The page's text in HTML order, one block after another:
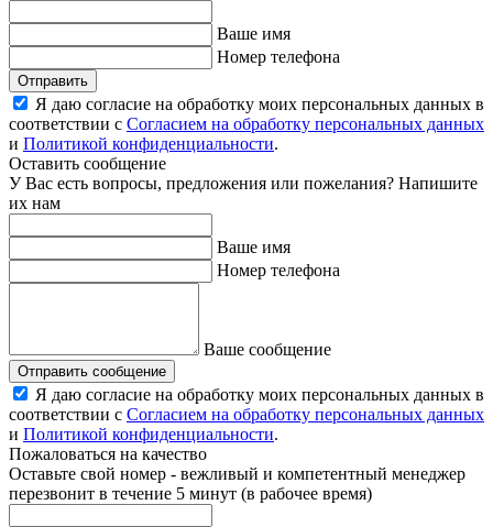
Ваше имя
Номер телефона
Отправить
Я даю согласие на обработку моих персональных данных в
соответствии с Согласием на обработку персональных данных
и Политикой конфиденциальности.
Оставить сообщение
У Вас есть вопросы, предложения или пожелания? Напишите
их нам
Ваше имя
Номер телефона
Ваше сообщение
Отправить сообщение
Я даю согласие на обработку моих персональных данных в
соответствии с Согласием на обработку персональных данных
и Политикой конфиденциальности.
Пожаловаться на качество
Оставьте свой номер - вежливый и компетентный менеджер
перезвонит в течение 5 минут (в рабочее время)